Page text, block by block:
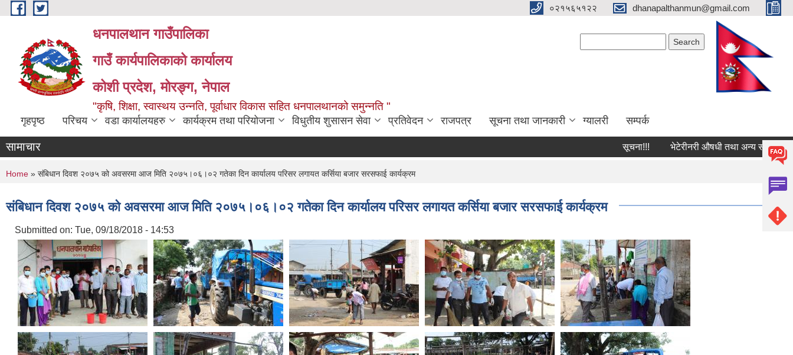
Skip to main content ०२१५६५१२२ dhanapalthanmun@gmail.com
धनपालथान गाउँपालिका
गाउँ कार्यपालिकाको कार्यालय
कोशी प्रदेश, मोरङ्ग, नेपाल
"कृषि, शिक्षा, स्वास्थय उन्नति, पूर्वाधार विकास सहित धनपालथानको समुन्नति "
गृहपृष्ठ परिचय वडा कार्यालयहरु कार्यक्रम तथा परियोजना विधुतीय शुसासन सेवा प्रतिवेदन राजपत्र सूचना तथा जानकारी ग्यालरी सम्पर्क
सामाचार सूचना!!! भेटेरीनरी औषधी तथा अन्य सामग्रीको
You are here
Home » संबिधान दिवश २०७५ को अवसरमा आज मिति २०७५।०६।०२ गतेका दिन कार्यालय परिसर लगायत कर्सिया बजार सरसफाई कार्यक्रम
संबिधान दिवश २०७५ को अवसरमा आज मिति २०७५।०६।०२ गतेका दिन कार्यालय परिसर लगायत कर्सिया बजार सरसफाई कार्यक्रम
Submitted on: Tue, 09/18/2018 - 14:53